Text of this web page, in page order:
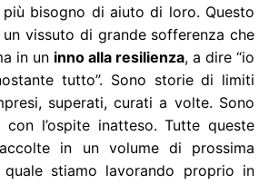
bisogno di aiuto di loro. Questo
vissuto di grande sofferenza che
in un inno alla resilienza, a dire “io
tutto”. Sono storie di limiti
superati, curati a volte. Sono
l’ospite inatteso. Tutte queste
in un volume di prossima
quale stiamo lavorando proprio in